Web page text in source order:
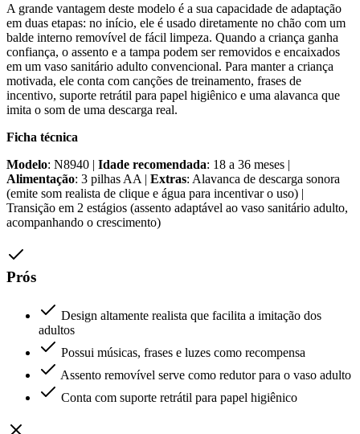
A grande vantagem deste modelo é a sua capacidade de adaptação
em duas etapas: no início, ele é usado diretamente no chão com um
balde interno removível de fácil limpeza. Quando a criança ganha
confiança, o assento e a tampa podem ser removidos e encaixados
em um vaso sanitário adulto convencional. Para manter a criança
motivada, ele conta com canções de treinamento, frases de
incentivo, suporte retrátil para papel higiênico e uma alavanca que
imita o som de uma descarga real.
Ficha técnica
Modelo: N8940 | Idade recomendada: 18 a 36 meses |
Alimentação: 3 pilhas AA | Extras: Alavanca de descarga sonora
(emite som realista de clique e água para incentivar o uso) |
Transição em 2 estágios (assento adaptável ao vaso sanitário adulto,
acompanhando o crescimento)
Prós
Design altamente realista que facilita a imitação dos
adultos
Possui músicas, frases e luzes como recompensa
Assento removível serve como redutor para o vaso adulto
Conta com suporte retrátil para papel higiênico